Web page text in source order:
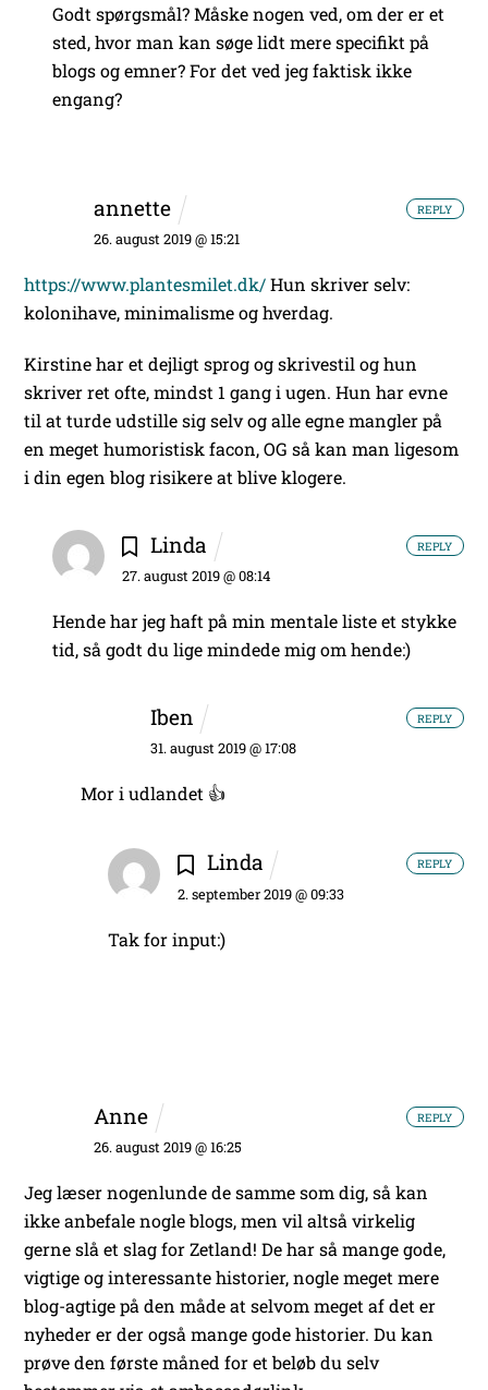
Godt spørgsmål? Måske nogen ved, om der er et
sted, hvor man kan søge lidt mere specifikt på
blogs og emner? For det ved jeg faktisk ikke
engang?
annette
26. august 2019 @ 15:21
https://www.plantesmilet.dk/Hun skriver selv:
kolonihave, minimalisme og hverdag.
Kirstine har et dejligt sprog og skrivestil og hun
skriver ret ofte, mindst 1 gang i ugen. Hun har evne
til at turde udstille sig selv og alle egne mangler på
en meget humoristisk facon, OG så kan man ligesom
i din egen blog risikere at blive klogere.
REPLY
Linda
27. august 2019 @ 08:14
Hende har jeg haft på min mentale liste et stykke
tid, så godt du lige mindede mig om hende:)
REPLY
Iben
31. august 2019 @ 17:08
Mor i udlandet 👍
REPLY
Linda
2. september 2019 @ 09:33
Tak for input:)
REPLY
Anne
26. august 2019 @ 16:25
Jeg læser nogenlunde de samme som dig, så kan
ikke anbefale nogle blogs, men vil altså virkelig
gerne slå et slag for Zetland! De har så mange gode,
vigtige og interessante historier, nogle meget mere
blog-agtige på den måde at selvom meget af det er
nyheder er der også mange gode historier. Du kan
prøve den første måned for et beløb du selv
REPLY